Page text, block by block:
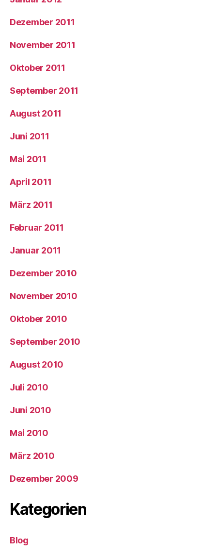
Dezember 2011
November 2011
Oktober 2011
September 2011
August 2011
Juni 2011
Mai 2011
April 2011
März 2011
Februar 2011
Januar 2011
Dezember 2010
November 2010
Oktober 2010
September 2010
August 2010
Juli 2010
Juni 2010
Mai 2010
März 2010
Dezember 2009
Kategorien
Blog